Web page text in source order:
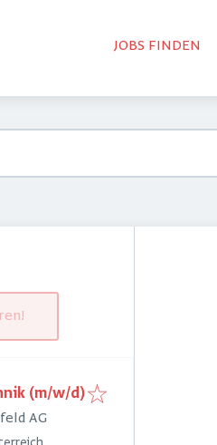
JOBS FINDEN
(m/w/d)
AG